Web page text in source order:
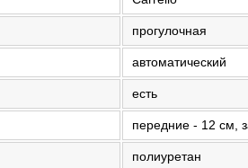
прогулочная
автоматический
есть
передние - 12 см,
полиуретан